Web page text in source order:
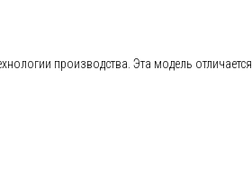
производства. Эта модель отличается